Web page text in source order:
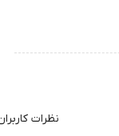
نظرات